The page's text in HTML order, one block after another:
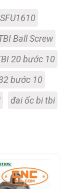
SFU1610
Ball Screw
20 bước 10
bước 10
đai ốc bi tbi